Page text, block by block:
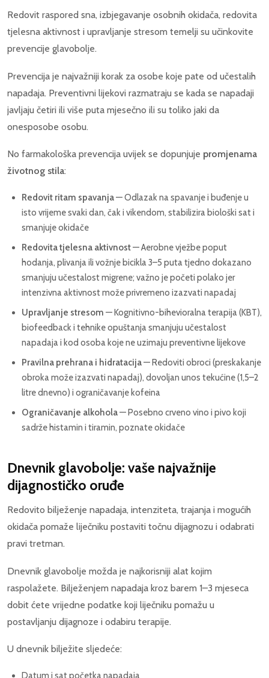
Redovit raspored sna, izbjegavanje osobnih okidača, redovita
tjelesna aktivnost i upravljanje stresom temelji su učinkovite
prevencije glavobolje.
Prevencija je najvažniji korak za osobe koje pate od učestalih
napadaja. Preventivni lijekovi razmatraju se kada se napadaji
javljaju četiri ili više puta mjesečno ili su toliko jaki da
onesposobe osobu.
No farmakološka prevencija uvijek se dopunjuje promjenama
životnog stila:
Redovit ritam spavanja— Odlazak na spavanje i buđenje u
isto vrijeme svaki dan, čak i vikendom, stabilizira biološki sat i
smanjuje okidače
Redovita tjelesna aktivnost— Aerobne vježbe poput
hodanja, plivanja ili vožnje bicikla 3–5 puta tjedno dokazano
smanjuju učestalost migrene; važno je početi polako jer
intenzivna aktivnost može privremeno izazvati napadaj
Upravljanje stresom — Kognitivno-bihevioralna terapija (KBT),
biofeedback i tehnike opuštanja smanjuju učestalost
napadaja i kod osoba koje ne uzimaju preventivne lijekove
Pravilna prehrana i hidratacija— Redoviti obroci (preskakanje
obroka može izazvati napadaj), dovoljan unos tekućine (1,5–2
litre dnevno) i ograničavanje kofeina
Ograničavanje alkohola— Posebno crveno vino i pivo koji
sadrže histamin i tiramin, poznate okidače
Dnevnik glavobolje: vaše najvažnije
dijagnostičko oruđe
Redovito bilježenje napadaja, intenziteta, trajanja i mogućih
okidača pomaže liječniku postaviti točnu dijagnozu i odabrati
pravi tretman.
Dnevnik glavobolje možda je najkorisniji alat kojim
raspolažete. Bilježenjem napadaja kroz barem 1–3 mjeseca
dobit ćete vrijedne podatke koji liječniku pomažu u
postavljanju dijagnoze i odabiru terapije.
U dnevnik bilježite sljedeće:
Datum i sat početka napadaja